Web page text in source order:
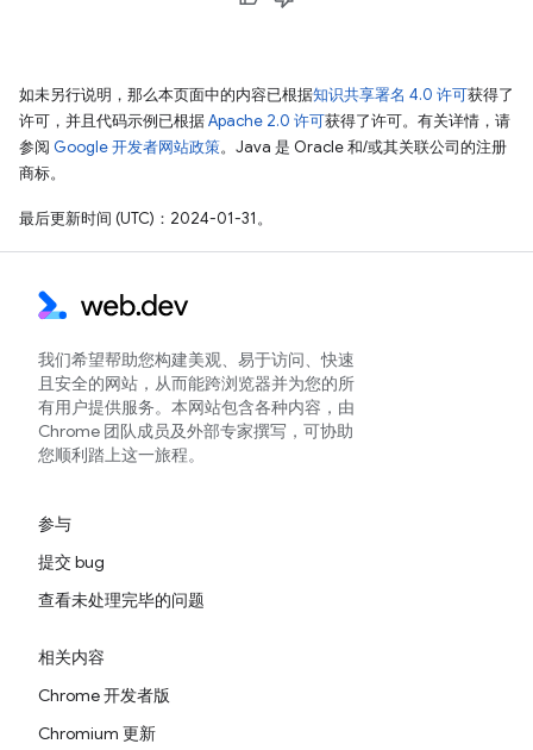
如未另行说明，那么本页面中的内容已根据知识共享署名 4.0 许可获得了
许可，并且代码示例已根据Apache 2.0 许可获得了许可。有关详情，请
参阅 Google 开发者网站政策。Java 是 Oracle 和/或其关联公司的注册
商标。
最后更新时间 (UTC)：2024-01-31。
我们希望帮助您构建美观、易于访问、快速
且安全的网站，从而能跨浏览器并为您的所
有用户提供服务。本网站包含各种内容，由
Chrome 团队成员及外部专家撰写，可协助
您顺利踏上这一旅程。
参与
提交 bug
查看未处理完毕的问题
相关内容
Chrome 开发者版
Chromium 更新